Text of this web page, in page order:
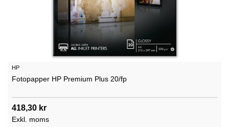
HP
Fotopapper HP Premium Plus 20/fp
418,30 kr
Exkl. moms